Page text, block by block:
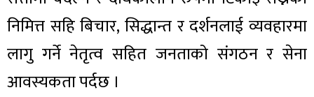
निमित्त सहि बिचार, सिद्धान्त र दर्शनलाई व्यवहारमा
लागु गर्ने नेतृत्व सहित जनताको संगठन र सेना
आवस्यकता पर्दछ ।